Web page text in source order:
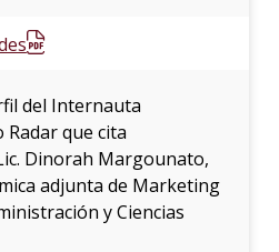
del Internauta
que cita
Dinorah Margounato,
adjunta de Marketing
y Ciencias